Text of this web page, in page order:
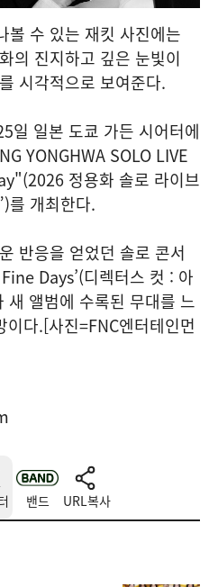
볼 수 있는 재킷 사진에는
의 진지하고 깊은 눈빛이
시각적으로 보여준다.
일 일본 도쿄 가든 시어터에
YONGHWA SOLO LIVE
정용화 솔로 라이브
를 개최한다.
반응을 얻었던 솔로 콘서
Days’(디렉터스 컷 : 아
새 앨범에 수록된 무대를 느
다.[사진=FNC엔터테인먼
밴드 URL복사